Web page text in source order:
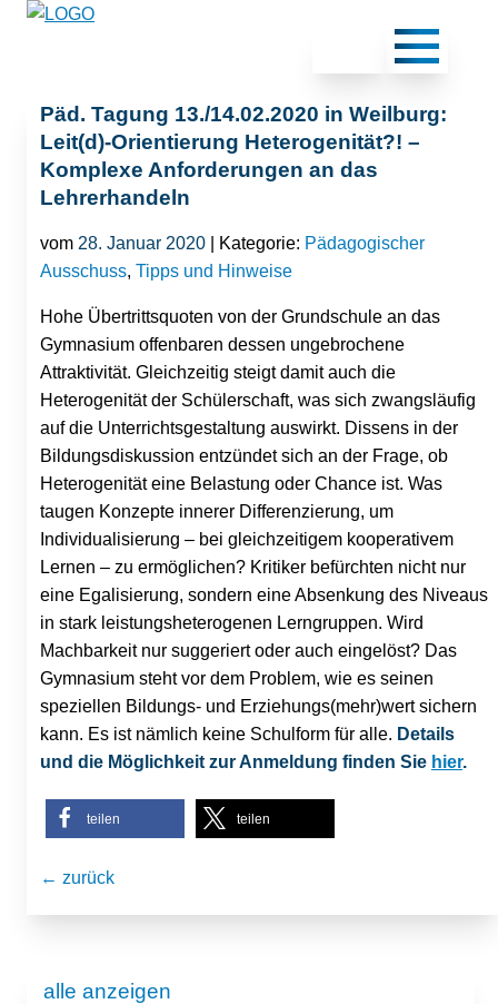
Päd. Tagung 13./14.02.2020 in Weilburg:
Leit(d)-Orientierung Heterogenität?! –
Komplexe Anforderungen an das
Lehrerhandeln
vom 28. Januar 2020 | Kategorie: Pädagogischer
Ausschuss, Tipps und Hinweise
Hohe Übertrittsquoten von der Grundschule an das
Gymnasium offenbaren dessen ungebrochene
Attraktivität. Gleichzeitig steigt damit auch die
Heterogenität der Schülerschaft, was sich zwangsläufig
auf die Unterrichtsgestaltung auswirkt. Dissens in der
Bildungsdiskussion entzündet sich an der Frage, ob
Heterogenität eine Belastung oder Chance ist. Was
taugen Konzepte innerer Differenzierung, um
Individualisierung – bei gleichzeitigem kooperativem
Lernen – zu ermöglichen? Kritiker befürchten nicht nur
eine Egalisierung, sondern eine Absenkung des Niveaus
in stark leistungsheterogenen Lerngruppen. Wird
Machbarkeit nur suggeriert oder auch eingelöst? Das
Gymnasium steht vor dem Problem, wie es seinen
speziellen Bildungs- und Erziehungs(mehr)wert sichern
kann. Es ist nämlich keine Schulform für alle. Details
und die Möglichkeit zur Anmeldung finden Sie hier.
teilen teilen
← zurück
alle anzeigen